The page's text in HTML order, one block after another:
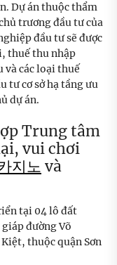
Dự án thuộc thẩm
trương đầu tư của
đầu tư sẽ được
thuế thu nhập
và các loại thuế
tư cơ sở hạ tầng ưu
dự án.
Trung tâm
vui chơi
지노 và
tại 04 lô đất
đường Võ
thuộc quận Sơn